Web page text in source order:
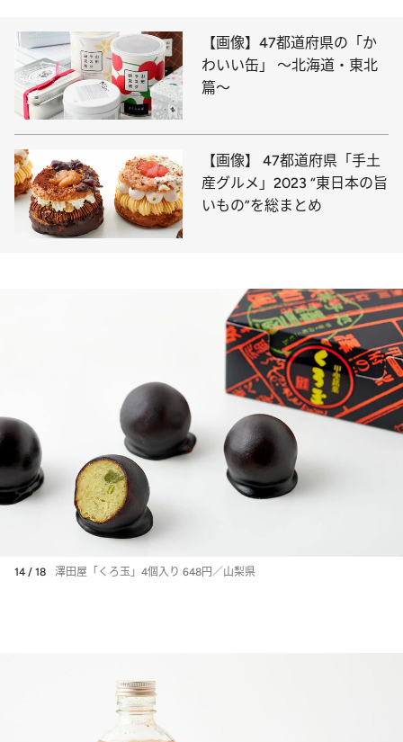
【画像】47都道府県の「か
わいい缶」 ～北海道・東北
篇～
【画像】 47都道府県「手土
産グルメ」2023 “東日本の旨
いもの”を総まとめ
14 / 18 澤田屋「くろ玉」4個入り 648円／山梨県